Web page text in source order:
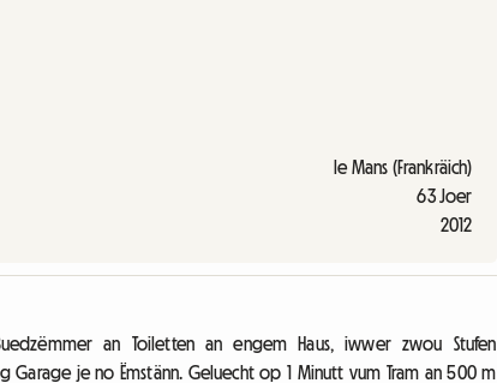
le Mans (Frankräich)
63 Joer
2012
an Toiletten an engem Haus, iwwer zwou Stufen
je no Ëmstänn. Geluecht op 1 Minutt vum Tram an 500 m